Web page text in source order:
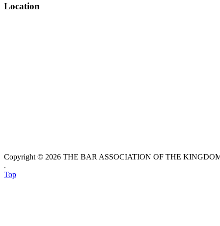
Location
Copyright © 2026 THE BAR ASSOCIATION OF THE
.
Top